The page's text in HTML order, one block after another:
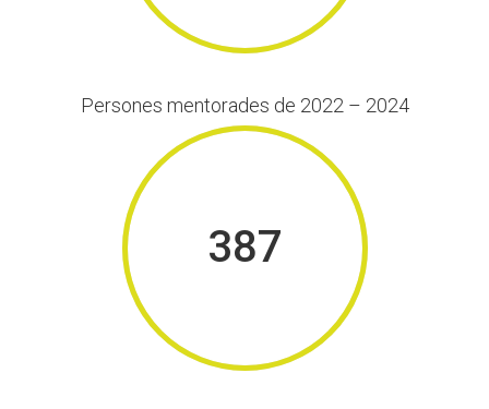
Persones mentorades de 2022 – 2024
387